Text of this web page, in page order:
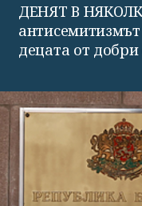
ДЕНЯТ В
децата от добри